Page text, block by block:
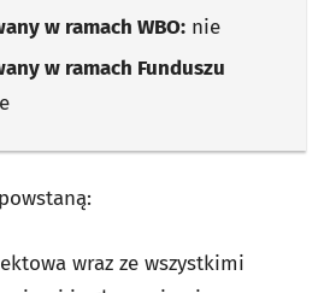
w ramach WBO: nie
w ramach Funduszu
wraz ze wszystkimi